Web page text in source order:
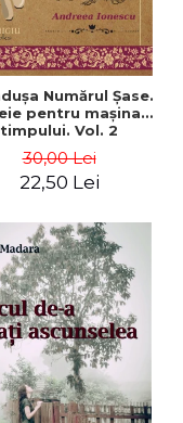
Numărul Şase.
pentru maşina
timpului. Vol. 2
30,00 Lei
22,50 Lei